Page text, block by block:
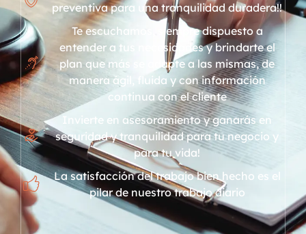
preventiva para una tranquilidad duradera!!
Te escuchamos, siempre dispuesto a
entender a tus necesidades y brindarte el
plan que más se adapte a las mismas, de
manera ágil, fluida y con información
continua con el cliente
Invierte en asesoramiento y ganarás en
seguridad y tranquilidad para tu negocio y
para tu vida!
La satisfacción del trabajo bien hecho es el
pilar de nuestro trabajo diario